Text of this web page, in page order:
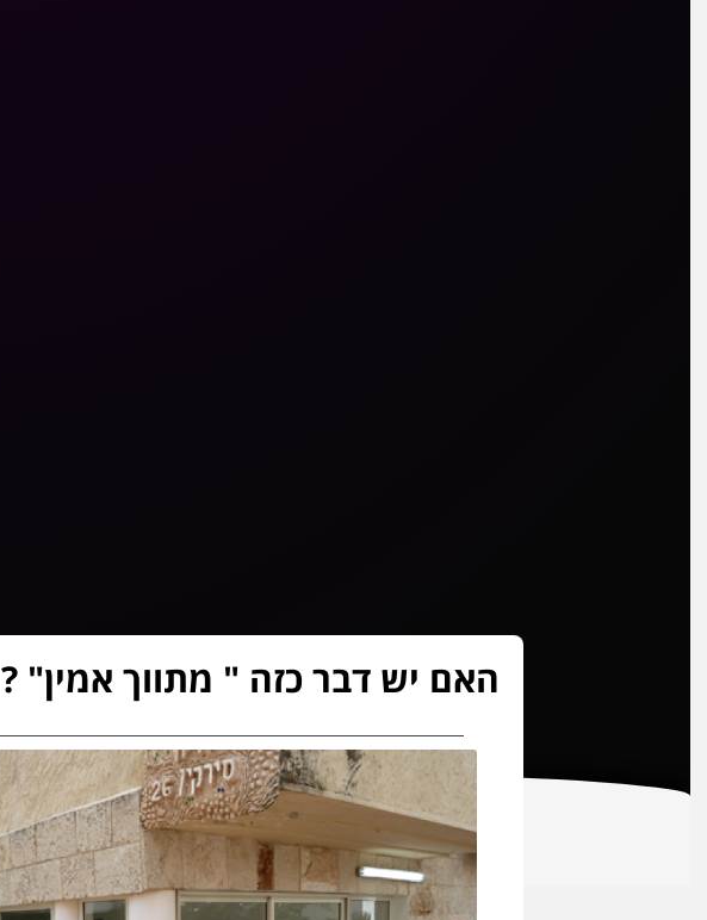
האם יש דבר כזה " מתווך אמין" ?